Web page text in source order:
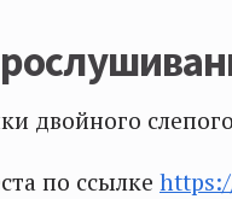
двойного
по ссылке